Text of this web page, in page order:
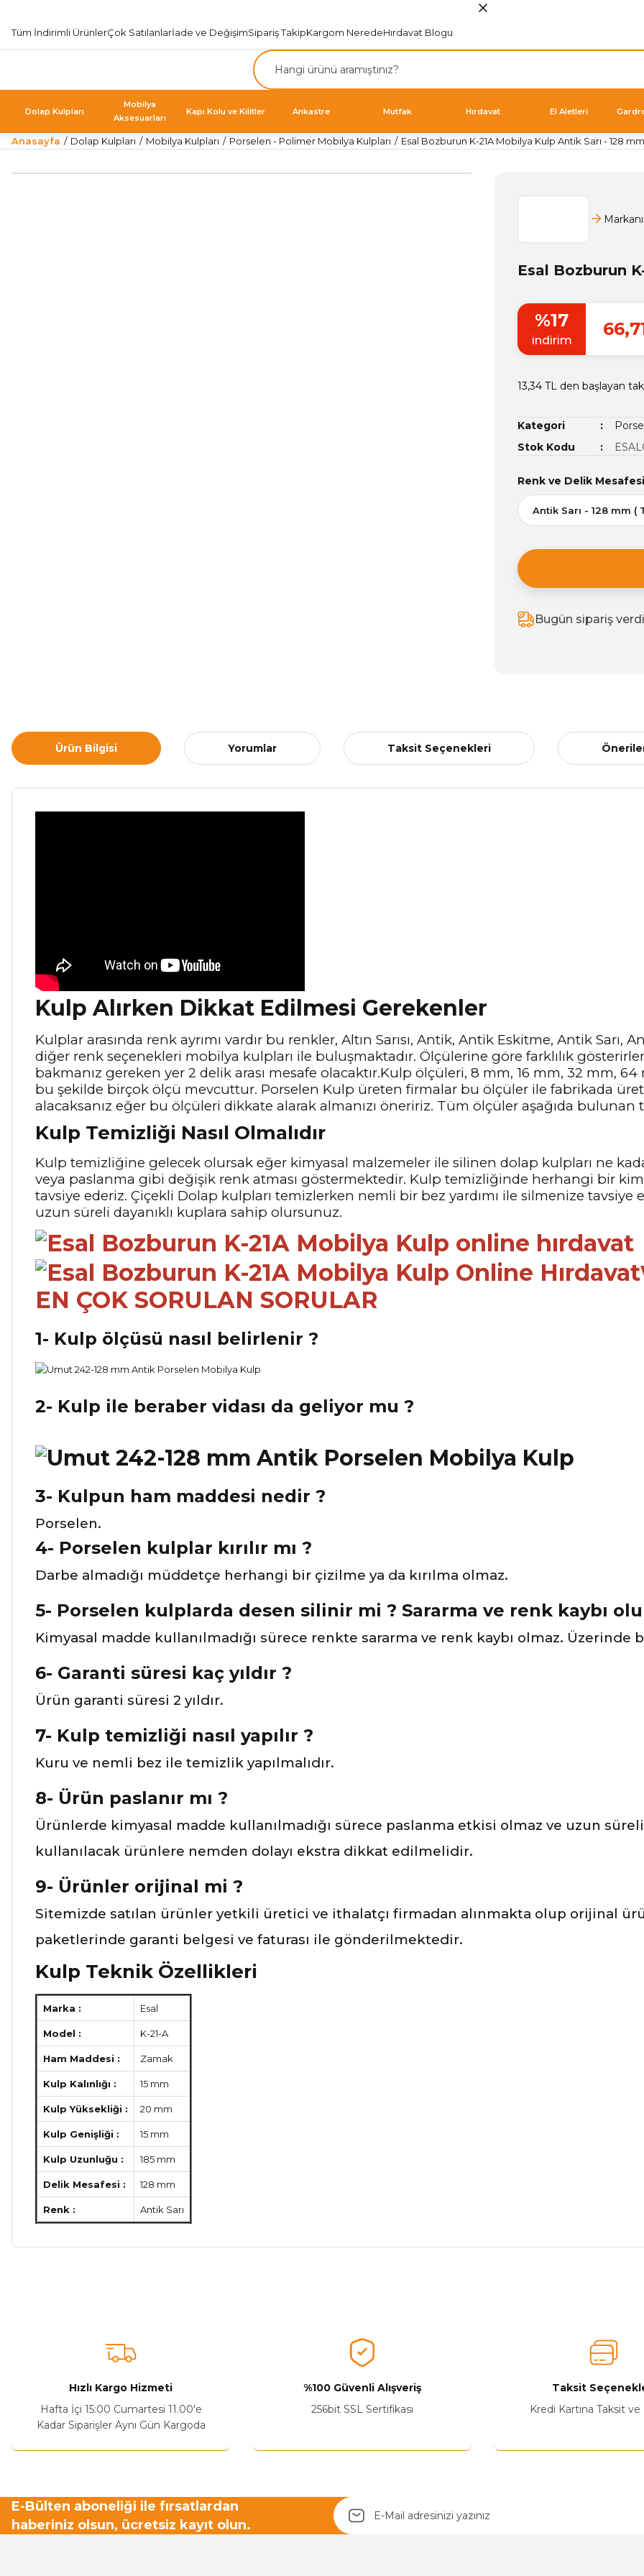
Tüm İndirimli ÜrünlerÇok Satılanlarİade ve DeğişimSipariş TakipKargom NeredeHırdavat Blogu
Dolap Kulpları
Mobilya
Aksesuarları
Kapı Kolu ve Kilitler Ankastre Mutfak Hırdavat El Aletleri
Anasayfa Dolap Kulpları Mobilya Kulpları Porselen - Polimer Mobilya Kulpları Esal Bozburun K-21A Mobilya Kulp Antik Sarı - 128 mm
Esal Bozburun
%17
indirim
13,34 TL den başlayan
Kategori
Stok Kodu
Renk ve Delik Mesafesi
Bugün sipariş
Ürün Bilgisi Yorumlar Taksit Seçenekleri
Kulp Alırken Dikkat Edilmesi Gerekenler
Kulplar arasında renk ayrımı vardır bu renkler, Altın Sarısı, Antik, Antik Eskitme, Antik Sarı,
diğer renk seçenekleri mobilya kulpları ile buluşmaktadır. Ölçülerine göre farklılık
bakmanız gereken yer 2 delik arası mesafe olacaktır.Kulp ölçüleri, 8 mm, 16 mm, 32 mm,
bu şekilde birçok ölçü mevcuttur. Porselen Kulp üreten firmalar bu ölçüler ile fabrikada
alacaksanız eğer bu ölçüleri dikkate alarak almanızı öneririz. Tüm ölçüler aşağıda bulunan
Kulp Temizliği Nasıl Olmalıdır
Kulp temizliğine gelecek olursak eğer kimyasal malzemeler ile silinen dolap kulpları ne
veya paslanma gibi değişik renk atması göstermektedir. Kulp temizliğinde herhangi bir
tavsiye ederiz. Çiçekli Dolap kulpları temizlerken nemli bir bez yardımı ile silmenize tavsiye
uzun süreli dayanıklı kuplara sahip olursunuz.
EN ÇOK SORULAN SORULAR
1- Kulp ölçüsü nasıl belirlenir ?
2- Kulp ile beraber vidası da geliyor mu ?
3- Kulpun ham maddesi nedir ?
Porselen.
4- Porselen kulplar kırılır mı ?
Darbe almadığı müddetçe herhangi bir çizilme ya da kırılma olmaz.
5- Porselen kulplarda desen silinir mi ? Sararma ve renk kaybı
Kimyasal madde kullanılmadığı sürece renkte sararma ve renk kaybı olmaz.
6- Garanti süresi kaç yıldır ?
Ürün garanti süresi 2 yıldır.
7- Kulp temizliği nasıl yapılır ?
Kuru ve nemli bez ile temizlik yapılmalıdır.
8- Ürün paslanır mı ?
Ürünlerde kimyasal madde kullanılmadığı sürece paslanma etkisi olmaz ve uzun
kullanılacak ürünlere nemden dolayı ekstra dikkat edilmelidir.
9- Ürünler orijinal mi ?
Sitemizde satılan ürünler yetkili üretici ve ithalatçı firmadan alınmakta olup orijinal
paketlerinde garanti belgesi ve faturası ile gönderilmektedir.
Kulp Teknik Özellikleri
Marka : Esal
Model : K-21-A
Ham Maddesi : Zamak
Kulp Kalınlığı : 15 mm
Kulp Yüksekliği : 20 mm
Kulp Genişliği : 15 mm
Kulp Uzunluğu : 185 mm
Delik Mesafesi : 128 mm
Renk : Antik Sarı
Ürün açıklamasında eksik bilgiler bulunuyor.
Bu ürüne benzer farklı alternatifler olmalı.
Yetkiliye Gönder
Hızlı Kargo Hizmeti
Hafta İçi 15:00 Cumartesi 11.00'e
Kadar Siparişler Aynı Gün Kargoda
%100 Güvenli Alışveriş
256bit SSL Sertifikası
Taksit
Kredi Kartına Taksit ve
E-Bülten aboneliği ile fırsatlardan
haberiniz olsun, ücretsiz kayıt olun.